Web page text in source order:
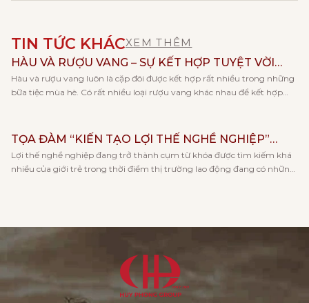
TIN TỨC KHÁCXEM THÊM
HÀU VÀ RƯỢU VANG – SỰ KẾT HỢP TUYỆT VỜI
CHO NGÀY HÈ
Hàu và rượu vang luôn là cặp đôi được kết hợp rất nhiều trong những
bữa tiệc mùa hè. Có rất nhiều loại rượu vang khác nhau để kết hợp
TỌA ĐÀM “KIẾN TẠO LỢI THẾ NGHỀ NGHIỆP”
CÙNG KHOA KẾ TOÁN – TRƯỜNG ĐẠI HỌC KINH
TẾ, ĐHQGHN
Lợi thế nghề nghiệp đang trở thành cụm từ khóa được tìm kiếm khá
nhiều của giới trẻ trong thời điểm thị trường lao động đang có những